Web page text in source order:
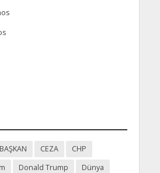
BAŞKAN CEZA
CHP
Donald Trump
Dünya